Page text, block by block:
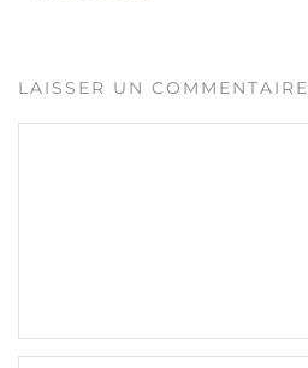
LAISSER UN COMMENTAIRE